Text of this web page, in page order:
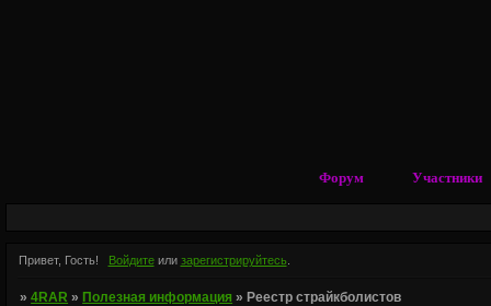
Форум Участники
Привет, Гость! Войдитеили зарегистрируйтесь.
»4RAR »Полезная информация »Реестр страйкболистов